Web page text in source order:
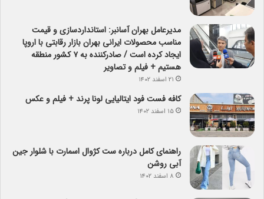
مدیرعامل بهران آسانبر: استانداردسازی و قیمت
مناسب محصولات ایرانی بهران بازار رقابتی با اروپا
ایجاد کرده است / صادرکننده به ۷ کشور منطقه
هستیم + فیلم و تصاویر
۲۱ اسفند ۱۴۰۲
کافه فست فود ایتالیایی لونا پرند + فیلم و عکس
۱۵ اسفند ۱۴۰۲
راهنمای کامل درباره ست کژوال اسمارت با شلوار جین
آبی روشن
۸ اسفند ۱۴۰۲